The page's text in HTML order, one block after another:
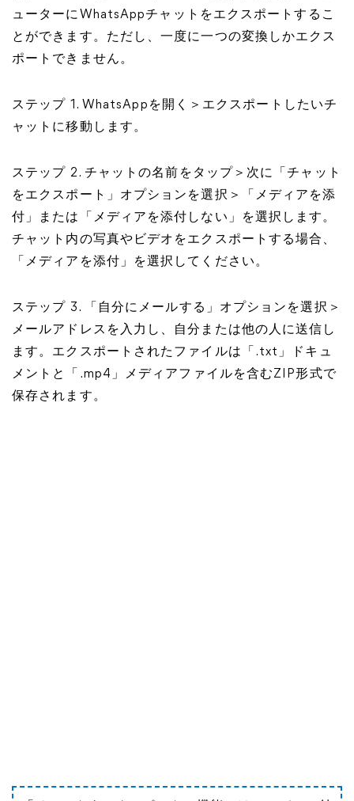
ューターにWhatsAppチャットをエクスポートするこ
とができます。ただし、一度に一つの変換しかエクス
ポートできません。
ステップ 1. WhatsAppを開く＞エクスポートしたいチ
ャットに移動します。
ステップ 2. チャットの名前をタップ＞次に「チャット
をエクスポート」オプションを選択＞「メディアを添
付」または「メディアを添付しない」を選択します。
チャット内の写真やビデオをエクスポートする場合、
「メディアを添付」を選択してください。
ステップ 3. 「自分にメールする」オプションを選択＞
メールアドレスを入力し、自分または他の人に送信し
ます。エクスポートされたファイルは「.txt」ドキュ
メントと「.mp4」メディアファイルを含むZIP形式で
保存されます。